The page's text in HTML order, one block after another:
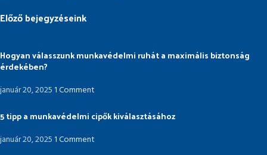
Előző bejegyzéseink
Hogyan válasszunk munkavédelmi ruhát a maximális biztonság
érdekében?
január 20, 20251 Comment
5 tipp a munkavédelmi cipők kiválasztásához
január 20, 20251 Comment